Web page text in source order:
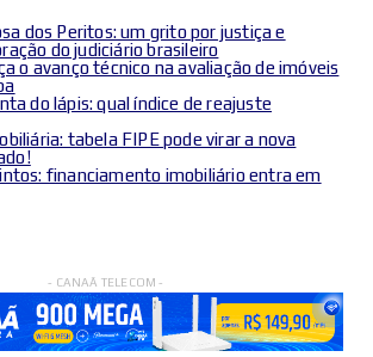
dos Peritos: um grito por justiça e
do judiciário brasileiro
o avanço técnico na avaliação de imóveis
do lápis: qual índice de reajuste
tabela FIPE pode virar a nova
financiamento imobiliário entra em
- CANAÃ TELECOM -